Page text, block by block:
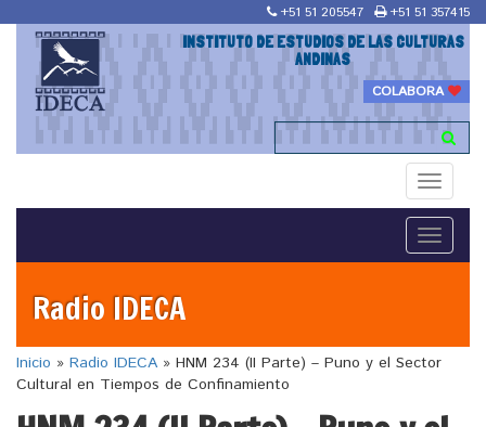
+51 51 205547 +51 51 357415
INSTITUTO DE ESTUDIOS DE LAS CULTURAS
ANDINAS
COLABORA
Toggle
Toggle
Radio IDECA
Inicio » Radio IDECA » HNM 234 (II Parte) – Puno y el Sector
Cultural en Tiempos de Confinamiento